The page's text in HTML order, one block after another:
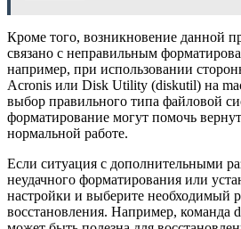
Кроме того, возникновение данной
связано с неправильным
например, при использовании
Acronis или Disk Utility (diskutil) на
выбор правильного типа файловой
форматирование могут помочь
нормальной работе.
Если ситуация с дополнительными
неудачного форматирования или
настройки и выберите необходимый
восстановления. Например, команда